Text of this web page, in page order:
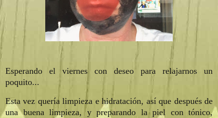
Esperando el viernes con deseo para relajarnos un
poquito...
Esta vez quería limpieza e hidratación, así que después de
una buena limpieza, y preparando la piel con tónico,